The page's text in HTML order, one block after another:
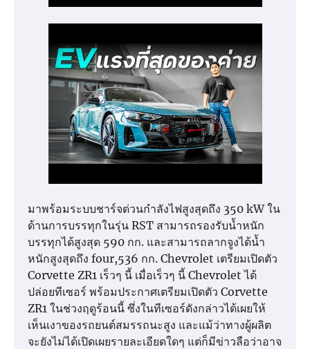
มาพร้อมระบบชาร์จด่วนกำลังไฟสูงสุดถึง 350 kW ใน
ด้านการบรรทุกในรุ่น RST สามารถรองรับน้ำหนัก
บรรทุกได้สูงสุด 590 กก. และสามารถลากจูงได้น้ำ
หนักสูงสุดถึง four,536 กก. Chevrolet เตรียมเปิดตัว
Corvette ZR1 เร็วๆ นี้ เมื่อเร็วๆ นี้ Chevrolet ได้
ปล่อยทีเซอร์ พร้อมประกาศเตรียมเปิดตัว Corvette
ZR1 ในช่วงฤดูร้อนนี้ ซึ่งในทีเซอร์ดังกล่าวได้เผยให้
เห็นเงาของรถยนต์สมรรถนะสูง และแม้ว่าทางผู้ผลิต
จะยังไม่ได้เปิดเผยรายละเอียดใดๆ แต่ก็มีข่าวลือว่าอาจ